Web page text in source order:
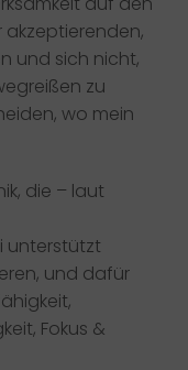
und sich nicht,
zu
wo mein
die – laut
unterstützt
und dafür
Fokus &